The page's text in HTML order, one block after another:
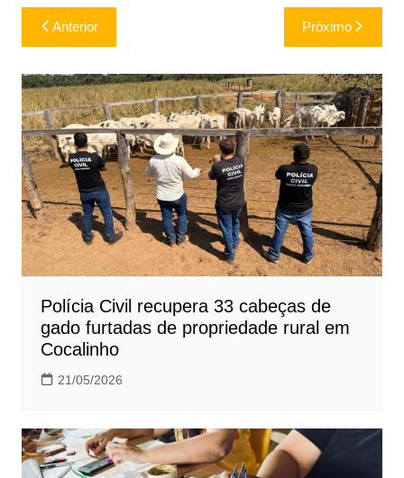
Navegação
de
Post
Anterior Próximo
Polícia Civil recupera 33 cabeças de
gado furtadas de propriedade rural em
Cocalinho
21/05/2026